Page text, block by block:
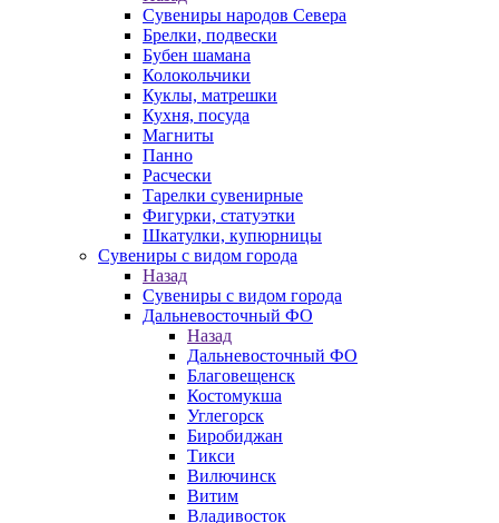
Сувениры народов Севера
Брелки, подвески
Бубен шамана
Колокольчики
Куклы, матрешки
Кухня, посуда
Магниты
Панно
Расчески
Тарелки сувенирные
Фигурки, статуэтки
Шкатулки, купюрницы
Сувениры с видом города
Назад
Сувениры с видом города
Дальневосточный ФО
Назад
Дальневосточный ФО
Благовещенск
Костомукша
Углегорск
Биробиджан
Тикси
Вилючинск
Витим
Владивосток